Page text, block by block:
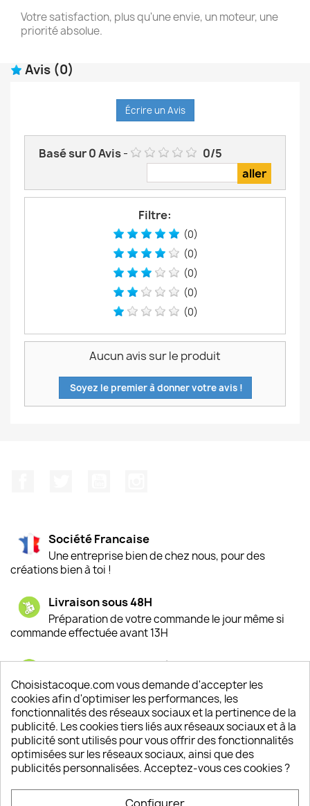
Votre satisfaction, plus qu'une envie, un moteur, une
priorité absolue.
Avis (0)
Écrire un Avis
Basé sur0Avis- 0/5
Filtre:
(0)
(0)
(0)
(0)
(0)
Aucun avis sur le produit
Soyez le premier à donner votre avis !
Société Francaise
Une entreprise bien de chez nous, pour des
créations bien à toi !
Livraison sous 48H
Préparation de votre commande le jour même si
commande effectuée avant 13H
Satisfaction de nos clients
Depuis 2009, entre 92% et 94% de nos clients
sont satisfaits de nos produits
Un SAV à votre écoute
Notre SAV est disponible 6/7J de 10h à 18H
Choisistacoque.com vous demande d'accepter les
cookies afin d'optimiser les performances, les
fonctionnalités des réseaux sociaux et la pertinence de la
publicité. Les cookies tiers liés aux réseaux sociaux et à la
publicité sont utilisés pour vous offrir des fonctionnalités
optimisées sur les réseaux sociaux, ainsi que des
publicités personnalisées. Acceptez-vous ces cookies ?